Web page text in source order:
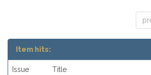
Item hits:
Issue
Title